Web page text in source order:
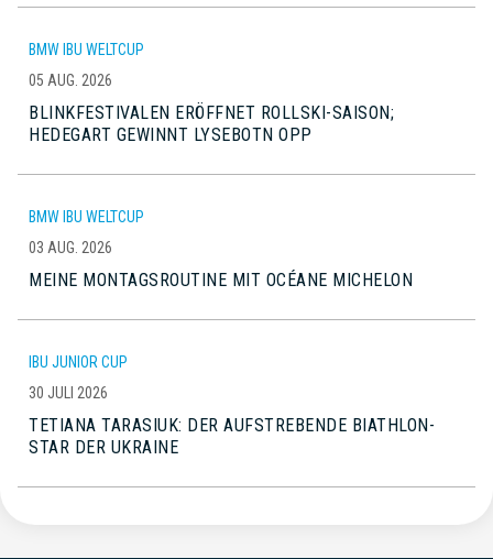
BMW IBU WELTCUP
05 AUG. 2026
BLINKFESTIVALEN ERÖFFNET ROLLSKI-SAISON;
HEDEGART GEWINNT LYSEBOTN OPP
BMW IBU WELTCUP
03 AUG. 2026
MEINE MONTAGSROUTINE MIT OCÉANE MICHELON
IBU JUNIOR CUP
30 JULI 2026
TETIANA TARASIUK: DER AUFSTREBENDE BIATHLON-
STAR DER UKRAINE